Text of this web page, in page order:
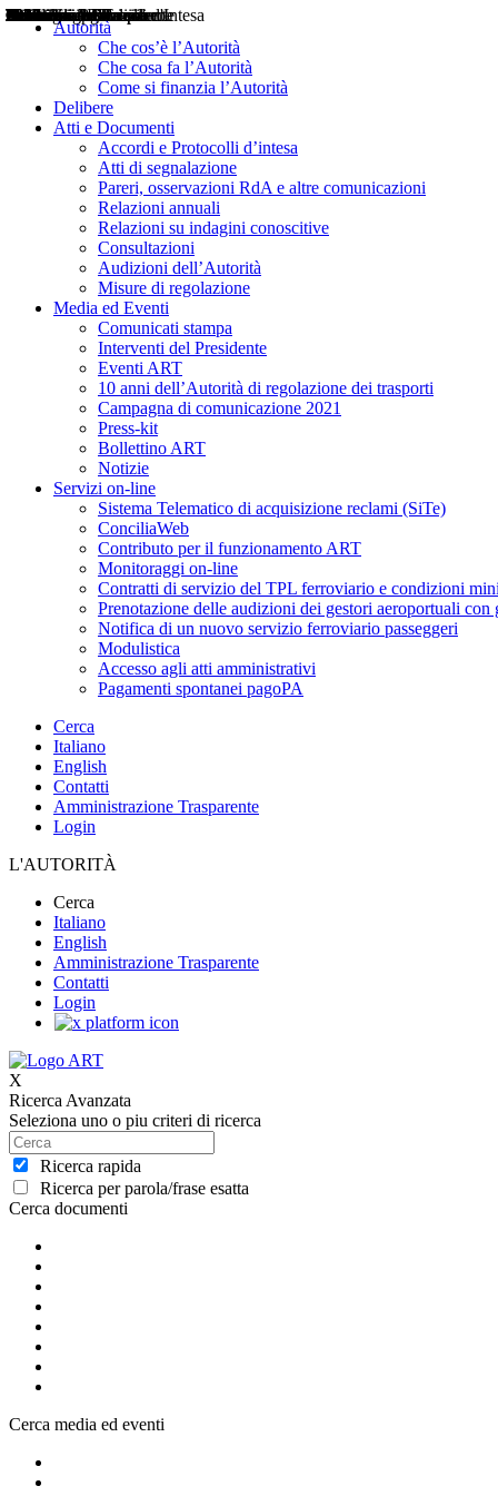
Autorità
Che cos’è l’Autorità
Che cosa fa l’Autorità
Come si finanzia l’Autorità
Delibere
Atti e Documenti
Accordi e Protocolli d’intesa
Atti di segnalazione
Pareri, osservazioni RdA e altre comunicazioni
Relazioni annuali
Relazioni su indagini conoscitive
Consultazioni
Audizioni dell’Autorità
Misure di regolazione
Media ed Eventi
Comunicati stampa
Interventi del Presidente
Eventi ART
10 anni dell’Autorità di regolazione dei trasporti
Campagna di comunicazione 2021
Press-kit
Bollettino ART
Notizie
Servizi on-line
Sistema Telematico di acquisizione reclami (SiTe)
ConciliaWeb
Contributo per il funzionamento ART
Monitoraggi on-line
Contratti di servizio del TPL ferroviario e condizioni
Prenotazione delle audizioni dei gestori aeroportuali con
Notifica di un nuovo servizio ferroviario passeggeri
Modulistica
Accesso agli atti amministrativi
Pagamenti spontanei pagoPA
Cerca
Italiano
English
Contatti
Amministrazione Trasparente
Login
L'AUTORITÀ
Cerca
Italiano
English
Amministrazione Trasparente
Contatti
Login
X
Ricerca Avanzata
Seleziona uno o piu criteri di ricerca
Ricerca rapida
Ricerca per parola/frase esatta
Cerca documenti
Delibere
Pareri
Consultazioni
Audizioni
Atti di Segnalazione
Accordi e Protocolli d'Intesa
Relazioni annuali
Misure di regolazione
Cerca media ed eventi
Notizie
Comunicati Stampa
Bollettini ART
Convegni ART
Interviste del Presidente
Articoli in primo piano
Interventi del Presidente
2004
2005
2010
2013
2014
2015
2016
2017
2018
2019
202
2020
2021
2022
2023
2024
2025
2026
Aereo
Marittimo
Terrestre